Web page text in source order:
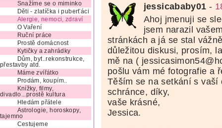
Snažíme se o miminko
Děti - zlatíčka i puberťáci
Alergie, nemoci, zdraví
O Vaření
Ruční práce
Prostě domácnost
Kytičky a zahrádky
Dům, byt..rekonstrukce,
přestavby atd.
Máme zvířátko
Prodám, koupím..
Knížky, filmy,
divadlo...prostě kultura
Hledám přátele
Astrologie, horoskopy,
tajemno
Cestujeme
jessicababy01 -
Ahoj jmenuji se
jsem narazil
stránkách a já se stal
důležitou diskusi, prosím,
mě na (
pošlu vám mé fotografie a
Těším se na setkání s vaší
schránce, díky,
vaše krásné,
Jessica.